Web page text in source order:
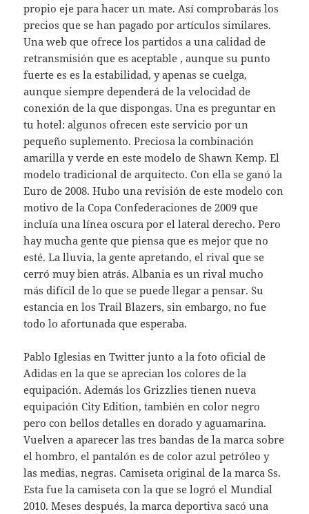
propio eje para hacer un mate. Así comprobarás los
precios que se han pagado por artículos similares.
Una web que ofrece los partidos a una calidad de
retransmisión que es aceptable , aunque su punto
fuerte es es la estabilidad, y apenas se cuelga,
aunque siempre dependerá de la velocidad de
conexión de la que dispongas. Una es preguntar en
tu hotel: algunos ofrecen este servicio por un
pequeño suplemento. Preciosa la combinación
amarilla y verde en este modelo de Shawn Kemp. El
modelo tradicional de arquitecto. Con ella se ganó la
Euro de 2008. Hubo una revisión de este modelo con
motivo de la Copa Confederaciones de 2009 que
incluía una línea oscura por el lateral derecho. Pero
hay mucha gente que piensa que es mejor que no
esté. La lluvia, la gente apretando, el rival que se
cerró muy bien atrás. Albania es un rival mucho
más difícil de lo que se puede llegar a pensar. Su
estancia en los Trail Blazers, sin embargo, no fue
todo lo afortunada que esperaba.
Pablo Iglesias en Twitter junto a la foto oficial de
Adidas en la que se aprecian los colores de la
equipación. Además los Grizzlies tienen nueva
equipación City Edition, también en color negro
pero con bellos detalles en dorado y aguamarina.
Vuelven a aparecer las tres bandas de la marca sobre
el hombro, el pantalón es de color azul petróleo y
las medias, negras. Camiseta original de la marca Ss.
Esta fue la camiseta con la que se logró el Mundial
2010. Meses después, la marca deportiva sacó una